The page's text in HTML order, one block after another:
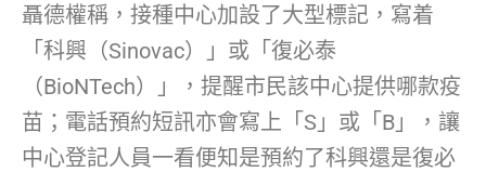
聶德權稱，接種中心加設了大型標記，寫着
「科興（Sinovac）」或「復必泰
（BioNTech）」，提醒市民該中心提供哪款疫
苗；電話預約短訊亦會寫上「S」或「B」，讓
中心登記人員一看便知是預約了科興還是復必